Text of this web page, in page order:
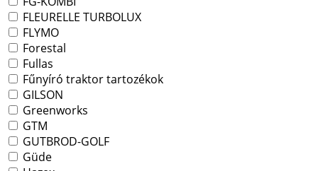
FLEURELLE TURBOLUX
FLYMO
Forestal
Fullas
Fűnyíró traktor tartozékok
GILSON
Greenworks
GTM
GUTBROD-GOLF
Güde